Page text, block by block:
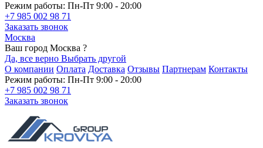
Режим работы: Пн-Пт 9:00 - 20:00
+7 985 002 98 71
Заказать звонок
Москва
Ваш город Москва ?
Да, все верно Выбрать другой
О компании Оплата Доставка Отзывы Партнерам Контакты
Режим работы: Пн-Пт 9:00 - 20:00
+7 985 002 98 71
Заказать звонок